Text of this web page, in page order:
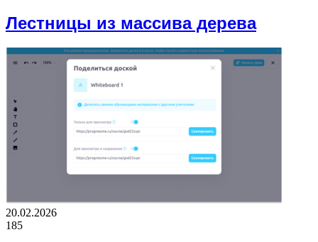
Лестницы из массива дерева
20.02.2026
185